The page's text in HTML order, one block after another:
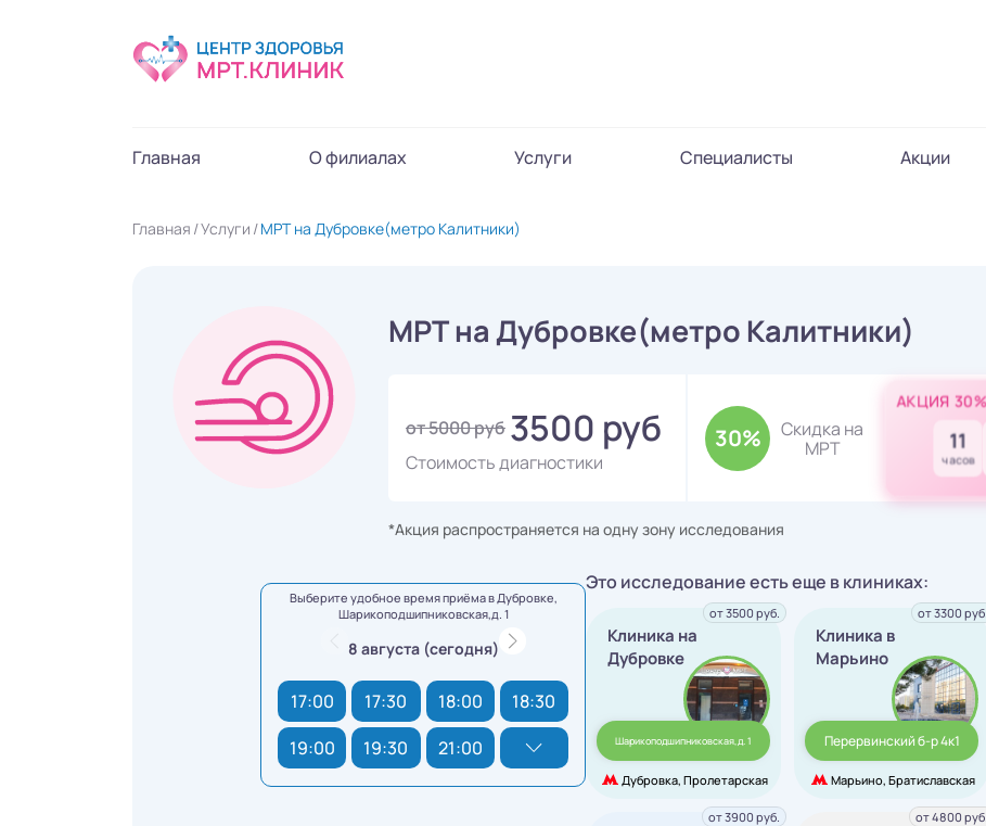
Главная О филиалах Услуги Специалисты Акции
Главная Услуги МРТ на Дубровке(метро Калитники)
МРТ на Дубровке(метро Калитники)
от 5000 руб 3500 руб
Стоимость диагностики
30%
Скидка на
МРТ
АКЦИЯ
11
часов
*Акция распространяется на одну зону исследования
Выберите удобное время приёма в Дубровке,
Шарикоподшипниковская,д. 1
8 августа (сегодня)
17:00 17:30 18:00
18:30
19:00
19:30 21:00
Это исследование есть еще в клиниках:
Клиника на
Дубровке
Шарикоподшипниковская,д. 1
Дубровка, Пролетарская
от 3500 руб.
Клиника в
Марьино
Перервинский б-р 4к1
Марьино, Братиславская
от 3300 руб.
от 3900 руб. от 4800 руб.